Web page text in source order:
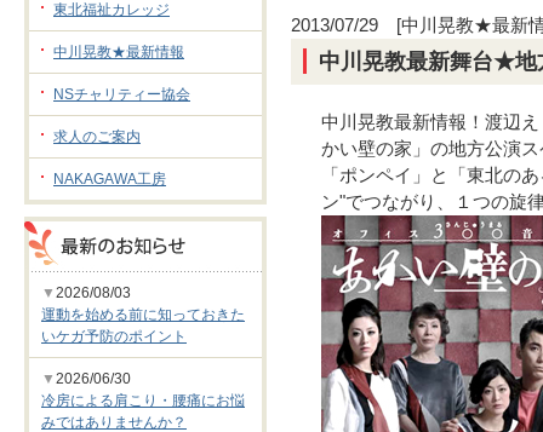
2013/07/29 [中川晃教★最新
中川晃教最新舞台★地
中川晃教最新情報！渡辺
かい壁の家」の地方公演
「ポンペイ」と「東北の
ン"でつながり、１つの旋
東北福祉カレッジ
中川晃教★最新情報
NSチャリティー協会
求人のご案内
NAKAGAWA工房
▼ 2026/08/03
運動を始める前に知っておきた
いケガ予防のポイント
▼ 2026/06/30
冷房による肩こり・腰痛にお悩
みではありませんか？